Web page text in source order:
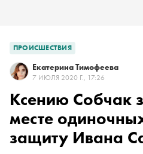
ПРОИСШЕСТВИЯ
Екатерина Тимофеева
7 ИЮЛЯ 2020 Г., 17:26
Ксению Собчак
месте
защиту Ивана